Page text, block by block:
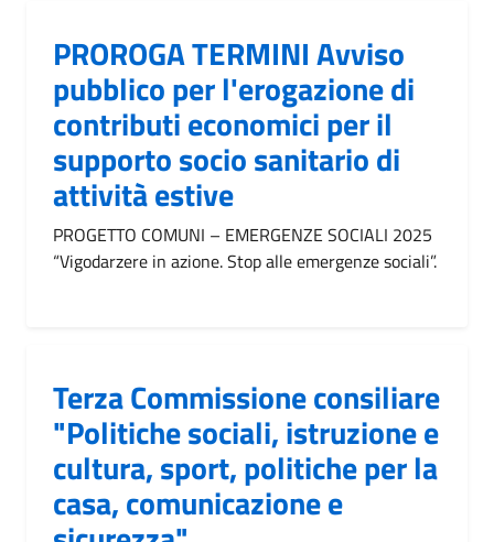
PROROGA TERMINI Avviso
pubblico per l'erogazione di
contributi economici per il
supporto socio sanitario di
attività estive
PROGETTO COMUNI – EMERGENZE SOCIALI 2025
“Vigodarzere in azione. Stop alle emergenze sociali”.
Terza Commissione consiliare
"Politiche sociali, istruzione e
cultura, sport, politiche per la
casa, comunicazione e